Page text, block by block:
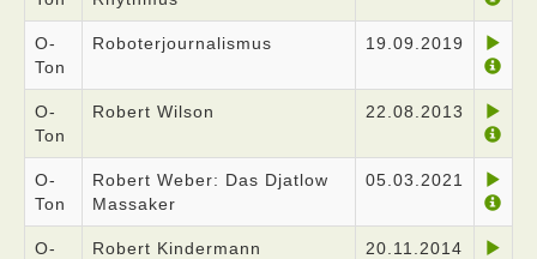
O-
Ton
Roboterjournalismus 19.09.2019
O-
Ton
Robert Wilson 22.08.2013
O-
Ton
Robert Weber: Das Djatlow
Massaker
05.03.2021
O-
Robert Kindermann 20.11.2014